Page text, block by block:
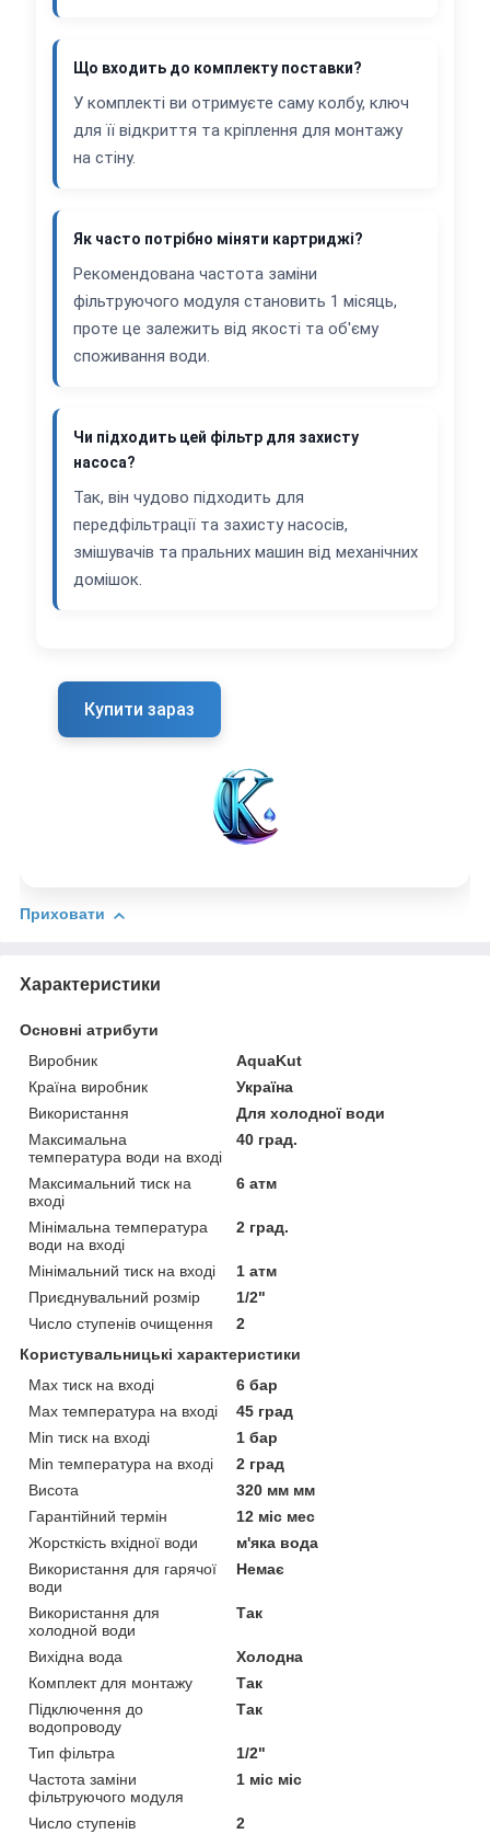
Що входить до комплекту поставки?
У комплекті ви отримуєте саму колбу, ключ
для її відкриття та кріплення для монтажу
на стіну.
Як часто потрібно міняти картриджі?
Рекомендована частота заміни
фільтруючого модуля становить 1 місяць,
проте це залежить від якості та об'єму
споживання води.
Чи підходить цей фільтр для захисту
насоса?
Так, він чудово підходить для
передфільтрації та захисту насосів,
змішувачів та пральних машин від механічних
домішок.
Купити зараз
Приховати
Характеристики
Основні атрибути
Виробник
AquaKut
Країна виробник
Україна
Використання
Для холодної води
Максимальна
температура води на вході
40 град.
Максимальний тиск на
вході
6 атм
Мінімальна температура
води на вході
2 град.
Мінімальний тиск на вході
1 атм
Приєднувальний розмір
1/2"
Число ступенів очищення
2
Користувальницькі характеристики
Max тиск на вході
6 бар
Max температура на вході
45 град
Min тиск на вході
1 бар
Min температура на вході
2 град
Висота
320 мм мм
Гарантійний термін
12 міс мес
Жорсткість вхідної води
м'яка вода
Використання для гарячої
води
Немає
Використання для
холодной води
Так
Вихідна вода
Холодна
Комплект для монтажу
Так
Підключення до
водопроводу
Так
Тип фільтра
1/2"
Частота заміни
фільтруючого модуля
1 міс міс
Число ступенів
2